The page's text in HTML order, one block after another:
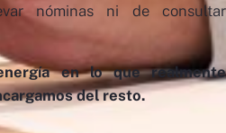
nóminas ni de consultar
en lo que realmente
del resto.